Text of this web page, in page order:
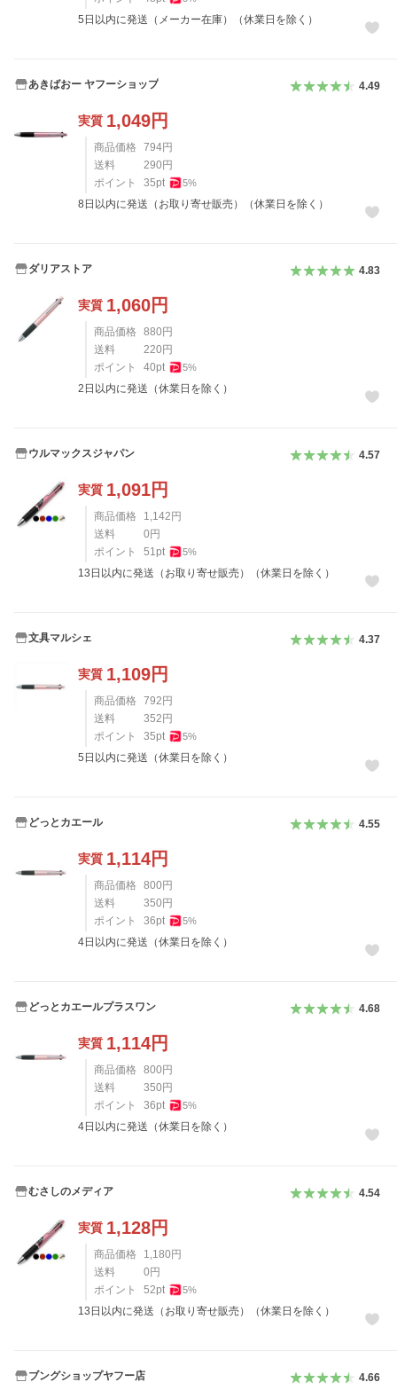
5日以内に発送（メーカー在庫）（休業日を除く）
あきばおー ヤフーショップ 4.49
実質 1,049円
商品価格 794円
送料
290 円
ポイント
35pt 5%
8日以内に発送（お取り寄せ販売）（休業日を除く）
ダリアストア 4.83
実質 1,060円
商品価格 880 円
送料
220 円
ポイント
40pt 5%
2日以内に発送（休業日を除く）
ウルマックスジャパン 4.57
実質 1,091円
商品価格 1,142 円
送料
0 円
ポイント
51pt 5%
13日以内に発送（お取り寄せ販売）（休業日を除く）
文具マルシェ 4.37
実質 1,109円
商品価格 792 円
送料
352 円
ポイント
35pt 5%
5日以内に発送（休業日を除く）
どっとカエール 4.55
実質 1,114円
商品価格 800 円
送料
350 円
ポイント
36pt 5%
4日以内に発送（休業日を除く）
どっとカエールプラスワン 4.68
実質 1,114円
商品価格 800 円
送料
350 円
ポイント
36pt 5%
4日以内に発送（休業日を除く）
むさしのメディア 4.54
実質 1,128円
商品価格 1,180 円
送料
0 円
ポイント
52pt 5%
13日以内に発送（お取り寄せ販売）（休業日を除く）
ブングショップヤフー店 4.66